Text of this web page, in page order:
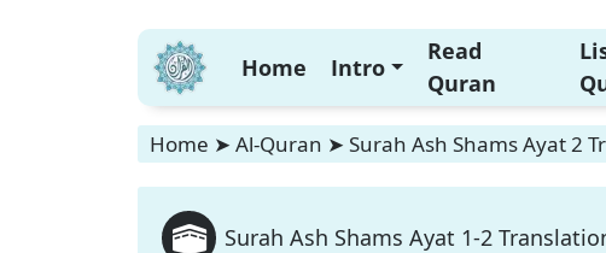
Home Intro
Read
Quran
Home ➤ Al-Quran ➤ Surah Ash Shams Ayat 2
Surah Ash Shams Ayat 1-2